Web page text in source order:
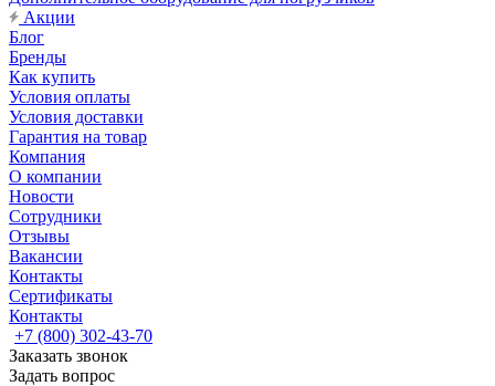
Акции
Блог
Бренды
Как купить
Условия оплаты
Условия доставки
Гарантия на товар
Компания
О компании
Новости
Сотрудники
Отзывы
Вакансии
Контакты
Сертификаты
Контакты
+7 (800) 302-43-70
Заказать звонок
Задать вопрос